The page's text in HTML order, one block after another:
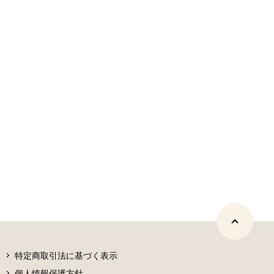
特定商取引法に基づく表示